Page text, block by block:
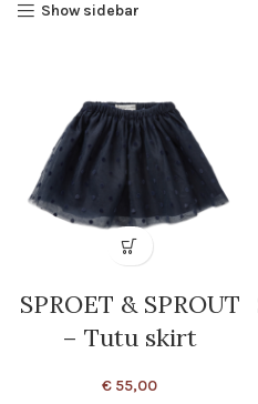
Show sidebar
SPROET & SPROUT
– Tutu skirt
€ 55,00